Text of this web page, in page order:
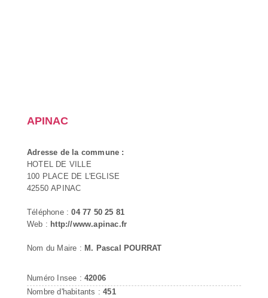
APINAC
Adresse de la commune :
HOTEL DE VILLE
100 PLACE DE L'EGLISE
42550 APINAC
Téléphone :04 77 50 25 81
Web : http://www.apinac.fr
Nom du Maire : M. Pascal POURRAT
Numéro Insee : 42006
Nombre d'habitants :451